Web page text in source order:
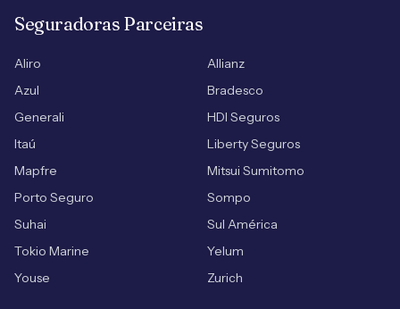
Seguradoras Parceiras
Aliro
Allianz
Azul
Bradesco
Generali
HDI Seguros
Itaú
Liberty Seguros
Mapfre
Mitsui Sumitomo
Porto Seguro
Sompo
Suhai
Sul América
Tokio Marine
Yelum
Youse
Zurich